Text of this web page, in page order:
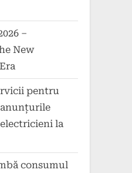
–
New
pentru
la
consumul